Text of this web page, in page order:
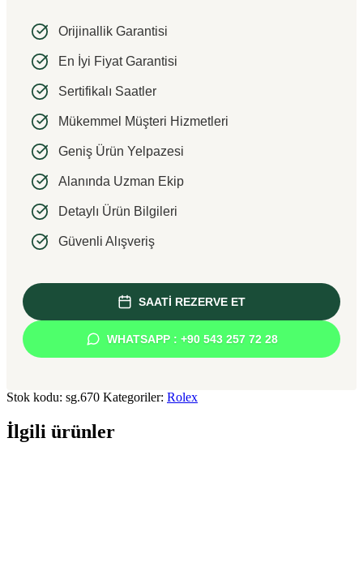
Orijinallik Garantisi
En İyi Fiyat Garantisi
Sertifikalı Saatler
Mükemmel Müşteri Hizmetleri
Geniş Ürün Yelpazesi
Alanında Uzman Ekip
Detaylı Ürün Bilgileri
Güvenli Alışveriş
SAATİ REZERVE ET
WHATSAPP : +90 543 257 72 28
Stok kodu: sg.670 Kategoriler: Rolex
İlgili ürünler